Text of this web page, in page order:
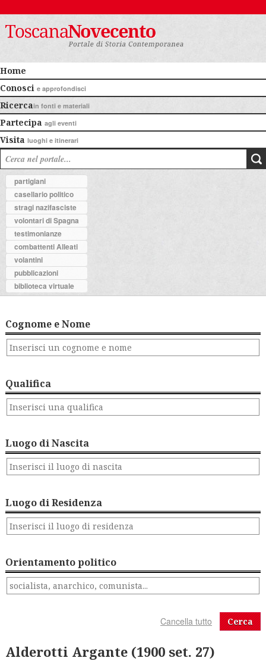
Home
Conosci e approfondisci
Ricercain fonti e materiali
Partecipa agli eventi
Visita luoghi e itinerari
partigiani
casellario politico
stragi nazifasciste
volontari di Spagna
testimonianze
combattenti Alleati
volantini
pubblicazioni
biblioteca virtuale
Cognome e Nome
Qualifica
Luogo di Nascita
Luogo di Residenza
Orientamento politico
Cerca
Alderotti Argante (1900 set. 27)